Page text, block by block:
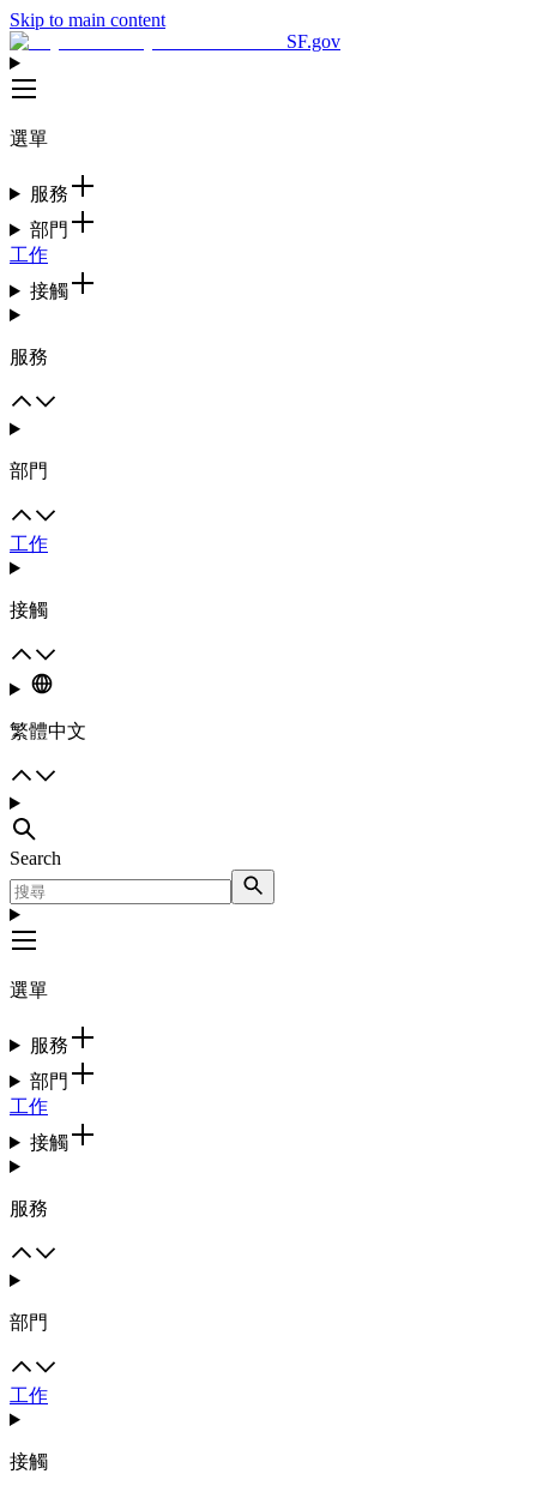
Skip to main content
SF.gov
選單
服務
部門
工作
接觸
服務
部門
工作
接觸
繁體中文
Search
選單
服務
部門
工作
接觸
服務
部門
工作
接觸